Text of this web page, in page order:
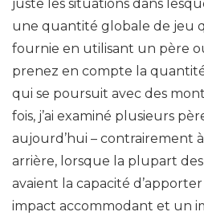
juste les situations dans
une quantité globale de jeu
fournie en utilisant un père
prenez en compte la
qui se poursuit avec des
fois, j’ai examiné plusieurs
aujourd’hui – contrairement
arrière, lorsque la plupart
avaient la capacité
impact accommodant et un